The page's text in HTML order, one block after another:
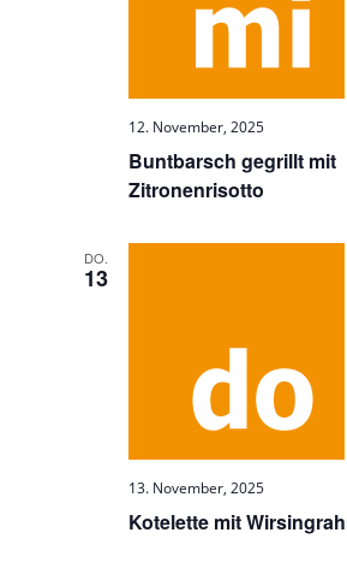
Buntbarsch gegrillt mit
Zitronenrisotto
12. November, 2025
DO.
13
Kotelette mit
13. November, 2025